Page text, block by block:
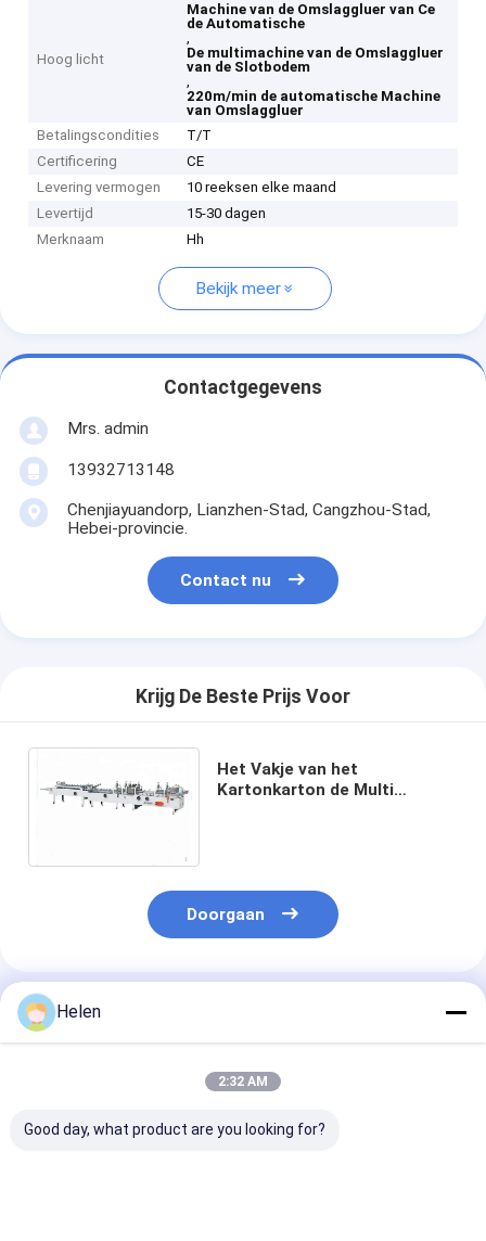
Hoog licht
Machine van de Omslaggluer van Ce
de Automatische
,
De multimachine van de Omslaggluer
van de Slotbodem
,
220m/min de automatische Machine
van Omslaggluer
Betalingscondities
T/T
Certificering
CE
Levering vermogen
10 reeksen elke maand
Levertijd
15-30 dagen
Merknaam
Hh
Bekijk meer
Contactgegevens
Mrs. admin
13932713148
Chenjiayuandorp, Lianzhen-Stad, Cangzhou-Stad,
Hebei-provincie.
Contact nu
Krijg De Beste Prijs Voor
Het Vakje van het
Kartonkarton de Multi
Doorgaan
Geadviseerde Producten
Helen
2:32 AM
Good day, what product are you looking for?